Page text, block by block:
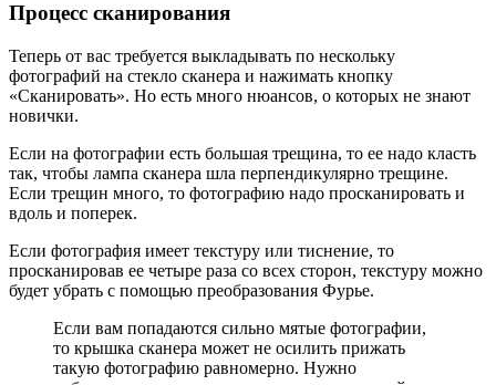
Процесс сканирования
Теперь от вас требуется выкладывать по нескольку
фотографий на стекло сканера и нажимать кнопку
«Сканировать». Но есть много нюансов, о которых не знают
новички.
Если на фотографии есть большая трещина, то ее надо класть
так, чтобы лампа сканера шла перпендикулярно трещине.
Если трещин много, то фотографию надо просканировать и
вдоль и поперек.
Если фотография имеет текстуру или тиснение, то
просканировав ее четыре раза со всех сторон, текстуру можно
будет убрать с помощью преобразования Фурье.
Если вам попадаются сильно мятые фотографии,
то крышка сканера может не осилить прижать
такую фотографию равномерно. Нужно